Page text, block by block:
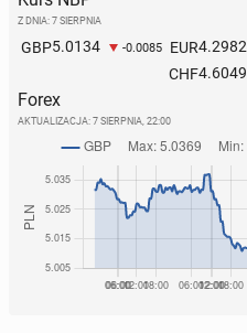
Z DNIA: 7 SIERPNIA
GBP5.0134 -0.0085 EUR4.2982
CHF4.6049
Forex
AKTUALIZACJA: 7 SIERPNIA, 22:00